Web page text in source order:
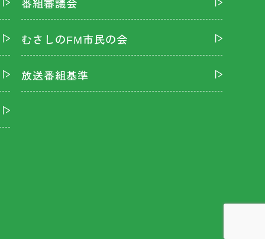
番組審議会
むさしのFM市民の会
放送番組基準